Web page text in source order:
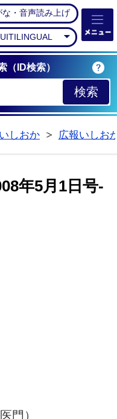
岡市公式ホームペー
な・音声読み上げ
（ID検索）
しおか
広報いしお
年5月1日号-
門）